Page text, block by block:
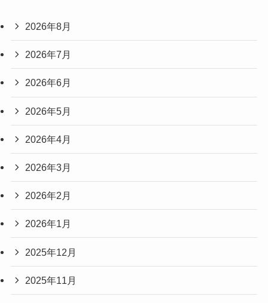
2026年8月
2026年7月
2026年6月
2026年5月
2026年4月
2026年3月
2026年2月
2026年1月
2025年12月
2025年11月